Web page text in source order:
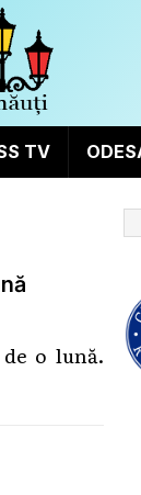
TV
o lună.